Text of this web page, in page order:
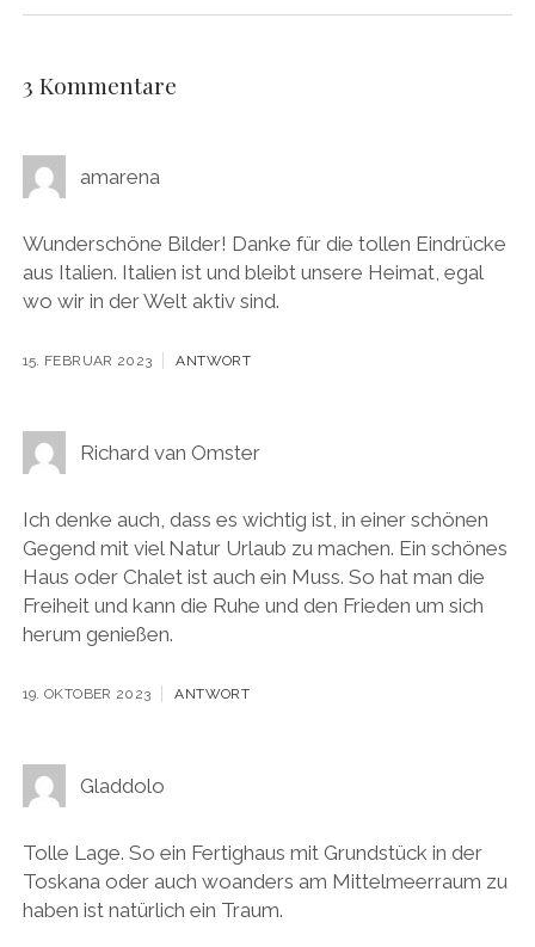
3 Kommentare
amarena
Wunderschöne Bilder! Danke für die tollen Eindrücke
aus Italien. Italien ist und bleibt unsere Heimat, egal
wo wir in der Welt aktiv sind.
15. FEBRUAR 2023 ANTWORT
Richard van Omster
Ich denke auch, dass es wichtig ist, in einer schönen
Gegend mit viel Natur Urlaub zu machen. Ein schönes
Haus oder Chalet ist auch ein Muss. So hat man die
Freiheit und kann die Ruhe und den Frieden um sich
herum genießen.
19. OKTOBER 2023 ANTWORT
Gladdolo
Tolle Lage. So ein Fertighaus mit Grundstück in der
Toskana oder auch woanders am Mittelmeerraum zu
haben ist natürlich ein Traum.